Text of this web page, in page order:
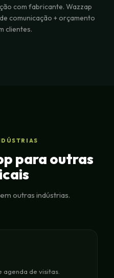
com fabricante. Wazzap
comunicação + orçamento
clientes.
para outras
outras indústrias.
agenda de visitas.